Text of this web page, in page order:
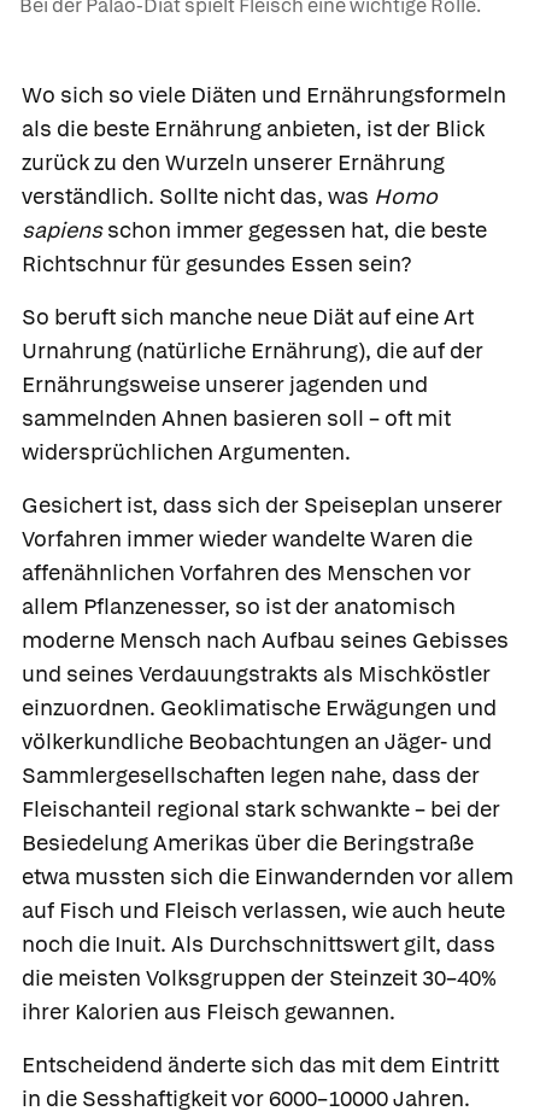
Wo sich so viele Diäten und Ernährungsformeln
als die beste Ernährung anbieten, ist der Blick
zurück zu den Wurzeln unserer Ernährung
verständlich. Sollte nicht das, was Homo
sapiensschon immer gegessen hat, die beste
Richtschnur für gesundes Essen sein?
So beruft sich manche neue Diät auf eine Art
Urnahrung (natürliche Ernährung), die auf der
Ernährungsweise unserer jagenden und
sammelnden Ahnen basieren soll – oft mit
widersprüchlichen Argumenten.
Gesichert ist, dass sich der Speiseplan unserer
Vorfahren immer wieder wandelte Waren die
affenähnlichen Vorfahren des Menschen vor
allem Pflanzenesser, so ist der anatomisch
moderne Mensch nach Aufbau seines Gebisses
und seines Verdauungstrakts als Mischköstler
einzuordnen. Geoklimatische Erwägungen und
völkerkundliche Beobachtungen an Jäger- und
Sammlergesellschaften legen nahe, dass der
Fleischanteil regional stark schwankte – bei der
Besiedelung Amerikas über die Beringstraße
etwa mussten sich die Einwandernden vor allem
auf Fisch und Fleisch verlassen, wie auch heute
noch die Inuit. Als Durchschnittswert gilt, dass
die meisten Volksgruppen der Steinzeit 30–40%
ihrer Kalorien aus Fleisch gewannen.
Entscheidend änderte sich das mit dem Eintritt
in die Sesshaftigkeit vor 6000–10000 Jahren.